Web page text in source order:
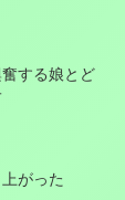
する娘とど
がった